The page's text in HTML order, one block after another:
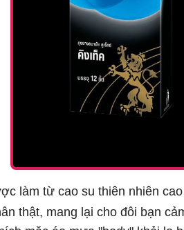
làm từ cao su thiên nhiên
thật, mang lại cho đôi bạn